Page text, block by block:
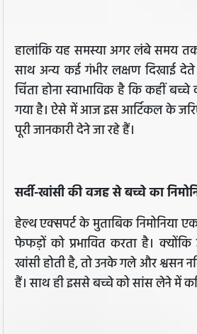
हालांकि यह समस्या अगर लंबे समय
साथ अन्य कई गंभीर लक्षण दिखाई
चिंता होना स्वाभाविक है कि कहीं बच्चे
गया है। ऐसे में आज इस आर्टिकल के
पूरी जानकारी देने जा रहे हैं।
सर्दी-खांसी की वजह से बच्चे का
हेल्थ एक्सपर्ट के मुताबिक निमोनिया
फेफड़ों को प्रभावित करता है।
खांसी होती है, तो उनके गले और
हैं। साथ ही इससे बच्चे को सांस लेने में